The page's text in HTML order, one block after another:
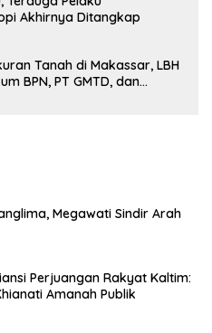
Akhirnya Ditangkap
Tanah di Makassar, LBH
BPN, PT GMTD, dan
Megawati Sindir Arah
Perjuangan Rakyat Kaltim:
Amanah Publik